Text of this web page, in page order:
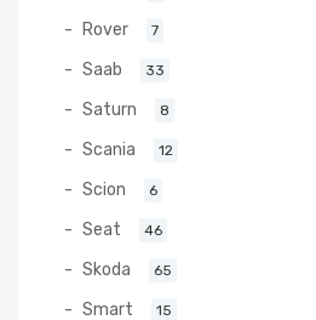
Rover 7
Saab 33
Saturn 8
Scania 12
Scion 6
Seat 46
Skoda 65
Smart 15